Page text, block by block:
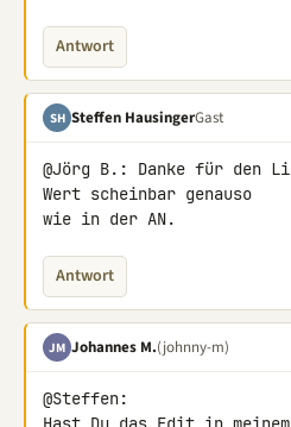
Antwort
SH Steffen HausingerGast
@Jörg B.: Danke für den
Wert scheinbar genauso
wie in der AN.
Antwort
JM Johannes M.(johnny-m)
@Steffen: